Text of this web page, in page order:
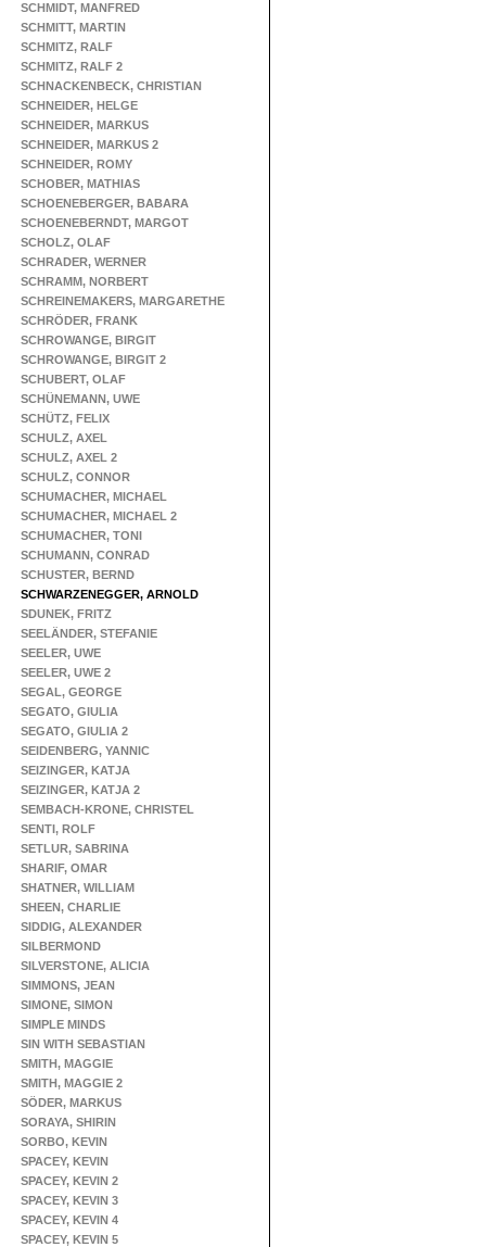
SCHMIDT, MANFRED
SCHMITT, MARTIN
SCHMITZ, RALF
SCHMITZ, RALF 2
SCHNACKENBECK, CHRISTIAN
SCHNEIDER, HELGE
SCHNEIDER, MARKUS
SCHNEIDER, MARKUS 2
SCHNEIDER, ROMY
SCHOBER, MATHIAS
SCHOENEBERGER, BABARA
SCHOENEBERNDT, MARGOT
SCHOLZ, OLAF
SCHRADER, WERNER
SCHRAMM, NORBERT
SCHREINEMAKERS, MARGARETHE
SCHRÖDER, FRANK
SCHROWANGE, BIRGIT
SCHROWANGE, BIRGIT 2
SCHUBERT, OLAF
SCHÜNEMANN, UWE
SCHÜTZ, FELIX
SCHULZ, AXEL
SCHULZ, AXEL 2
SCHULZ, CONNOR
SCHUMACHER, MICHAEL
SCHUMACHER, MICHAEL 2
SCHUMACHER, TONI
SCHUMANN, CONRAD
SCHUSTER, BERND
SCHWARZENEGGER, ARNOLD
SDUNEK, FRITZ
SEELÄNDER, STEFANIE
SEELER, UWE
SEELER, UWE 2
SEGAL, GEORGE
SEGATO, GIULIA
SEGATO, GIULIA 2
SEIDENBERG, YANNIC
SEIZINGER, KATJA
SEIZINGER, KATJA 2
SEMBACH-KRONE, CHRISTEL
SENTI, ROLF
SETLUR, SABRINA
SHARIF, OMAR
SHATNER, WILLIAM
SHEEN, CHARLIE
SIDDIG, ALEXANDER
SILBERMOND
SILVERSTONE, ALICIA
SIMMONS, JEAN
SIMONE, SIMON
SIMPLE MINDS
SIN WITH SEBASTIAN
SMITH, MAGGIE
SMITH, MAGGIE 2
SÖDER, MARKUS
SORAYA, SHIRIN
SORBO, KEVIN
SPACEY, KEVIN
SPACEY, KEVIN 2
SPACEY, KEVIN 3
SPACEY, KEVIN 4
SPACEY, KEVIN 5